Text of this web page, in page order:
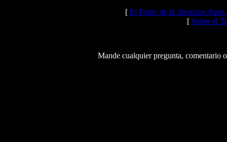
[ El Poder de la Atencion Parte
[ Sobre el
Mande cualquier pregunta, comentario